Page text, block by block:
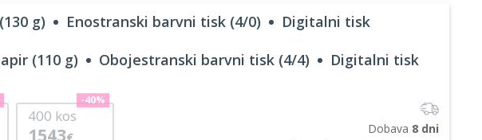
g) Enostranski barvni tisk (4/0) Digitalni tisk
(110 g) Obojestranski barvni tisk (4/4) Digitalni tisk
400 kos
1543€
-40%
Dobava 8 dni